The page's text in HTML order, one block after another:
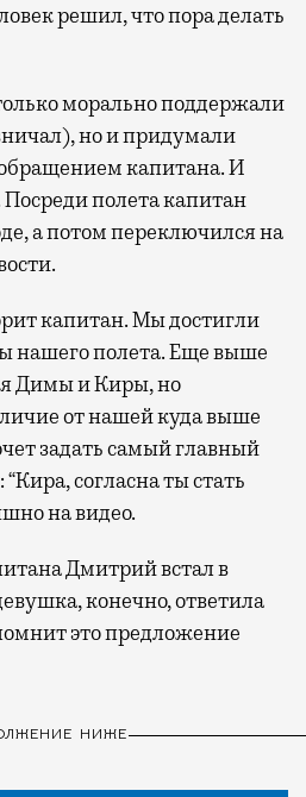
решил, что пора делать
морально поддержали
но и придумали
капитана. И
полета капитан
а потом переключился на
капитан. Мы достигли
нашего полета. Еще выше
Димы и Киры, но
от нашей куда выше
задать самый главный
согласна ты стать
на видео.
Дмитрий встал в
конечно, ответила
это предложение
НИЖЕ